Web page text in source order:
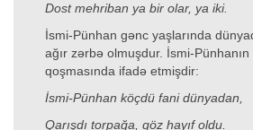
Dost mehriban ya bir olar, ya iki.
İsmi-Pünhan gənc yaşlarında
ağır zərbə olmuşdur. İsmi-
qoşmasında ifadə etmişdir:
İsmi-Pünhan köçdü fani dünyadan,
Qarışdı torpağa, göz hayıf oldu.